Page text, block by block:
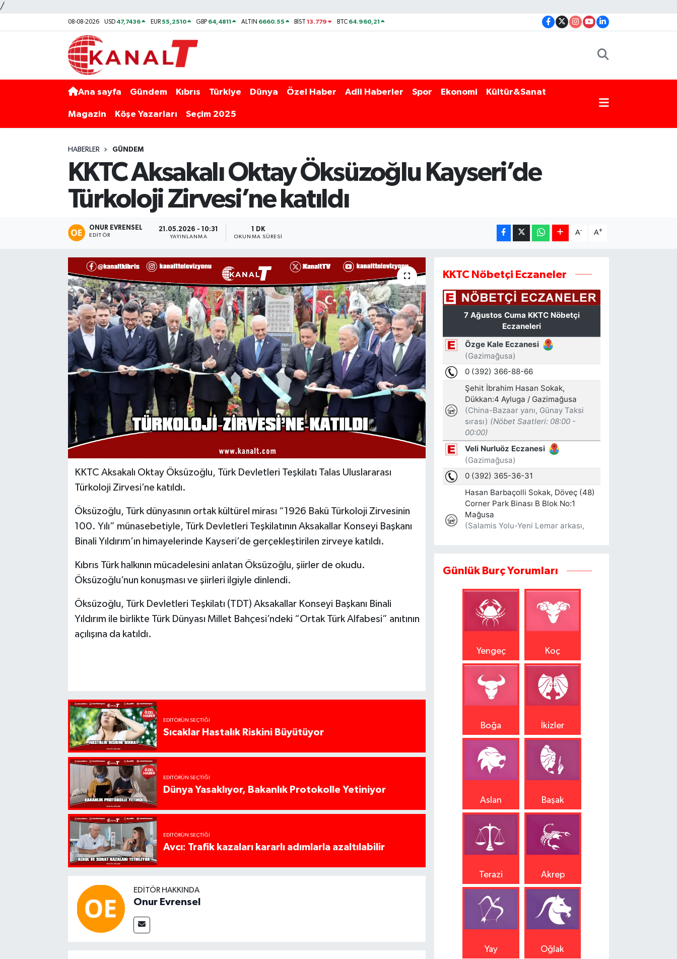
/
08-08-2026 USD 47,7436 EUR55,2510 GBP 64,4811 ALTIN 6660.55 BİST13.779 BTC 64.960,21
Ana sayfa Gündem Kıbrıs Türkiye Dünya Özel Haber Adli Haberler Spor Ekonomi Kültür&Sanat
Magazin Köşe Yazarları Seçim 2025
HABERLER GÜNDEM
KKTC Aksakalı Oktay Öksüzoğlu Kayseri’de
Türkoloji Zirvesi’ne katıldı
ONUR EVRENSEL
EDITÖR
21.05.2026 - 10:31
YAYINLANMA
1 DK
OKUNMA SÜRESI
A- A+
KKTC Aksakalı Oktay Öksüzoğlu, Türk Devletleri Teşkilatı Talas Uluslararası
Türkoloji Zirvesi’ne katıldı.
Öksüzoğlu, Türk dünyasının ortak kültürel mirası “1926 Bakü Türkoloji Zirvesinin
100. Yılı” münasebetiyle, Türk Devletleri Teşkilatının Aksakallar Konseyi Başkanı
Binali Yıldırım’ın himayelerinde Kayseri’de gerçekleştirilen zirveye katıldı.
Kıbrıs Türk halkının mücadelesini anlatan Öksüzoğlu, şiirler de okudu.
Öksüzoğlu’nun konuşması ve şiirleri ilgiyle dinlendi.
Öksüzoğlu, Türk Devletleri Teşkilatı (TDT) Aksakallar Konseyi Başkanı Binali
Yıldırım ile birlikte Türk Dünyası Millet Bahçesi’ndeki “Ortak Türk Alfabesi” anıtının
açılışına da katıldı.
EDITÖRÜN SEÇTIĞI
Sıcaklar Hastalık Riskini Büyütüyor
EDITÖRÜN SEÇTIĞI
Dünya Yasaklıyor, Bakanlık Protokolle Yetiniyor
EDITÖRÜN SEÇTIĞI
Avcı: Trafik kazaları kararlı adımlarla azaltılabilir
EDITÖR HAKKINDA
Onur Evrensel
KKTC Nöbetçi Eczaneler
Günlük Burç Yorumları
Yengeç Koç
Boğa İkizler
Aslan Başak
Terazi Akrep
Yay Oğlak